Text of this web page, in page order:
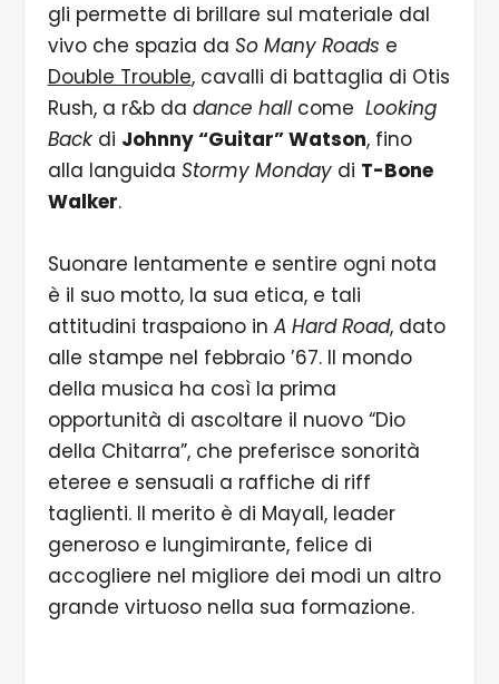
gli permette di brillare sul materiale dal
vivo che spazia da So Many Roads e
Double Trouble, cavalli di battaglia di Otis
Rush, a r&b da dance hall come Looking
Backdi Johnny “Guitar” Watson, fino
alla languida Stormy Mondaydi T-Bone
Walker.
Suonare lentamente e sentire ogni nota
è il suo motto, la sua etica, e tali
attitudini traspaiono in A Hard Road, dato
alle stampe nel febbraio ’67. Il mondo
della musica ha così la prima
opportunità di ascoltare il nuovo “Dio
della Chitarra”, che preferisce sonorità
eteree e sensuali a raffiche di riff
taglienti. Il merito è di Mayall, leader
generoso e lungimirante, felice di
accogliere nel migliore dei modi un altro
grande virtuoso nella sua formazione.